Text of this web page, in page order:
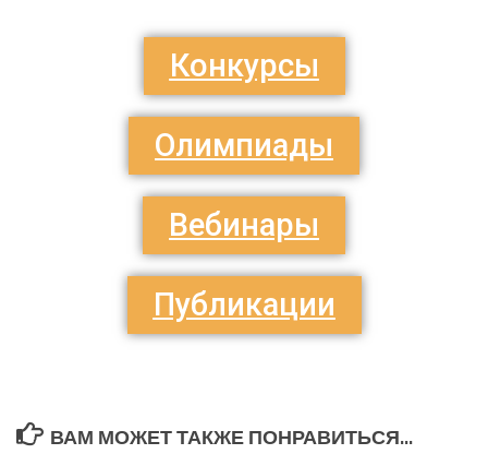
Конкурсы
Олимпиады
Вебинары
Публикации
ВАМ МОЖЕТ ТАКЖЕ ПОНРАВИТЬСЯ...